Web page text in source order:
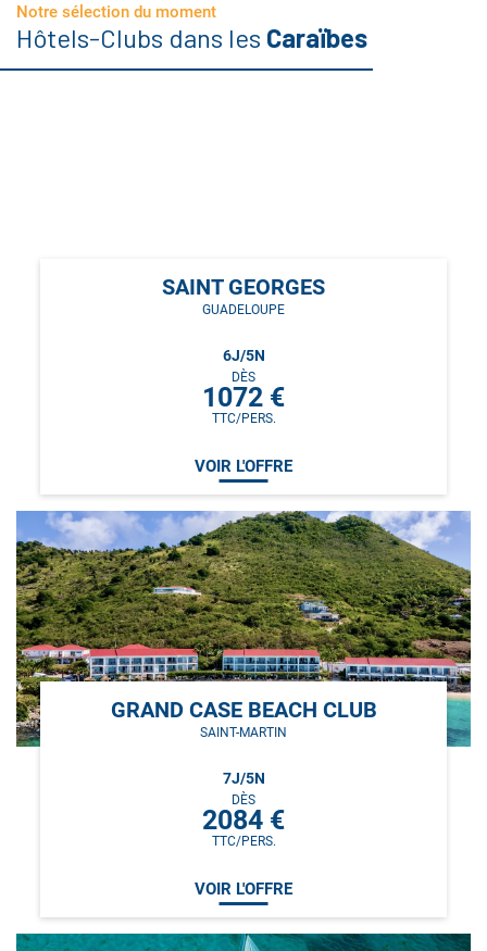
Notre sélection du moment
Hôtels-Clubs dans les Caraïbes
SAINT GEORGES
GUADELOUPE
6J/5N
DÈS
1072 €
TTC/PERS.
VOIR L'OFFRE
GRAND CASE BEACH CLUB
SAINT-MARTIN
7J/5N
DÈS
2084 €
TTC/PERS.
VOIR L'OFFRE